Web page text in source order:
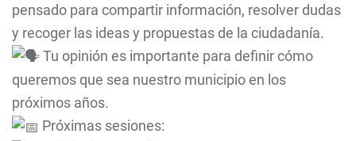
pensado para compartir información, resolver dudas
y recoger las ideas y propuestas de la ciudadanía.
Tu opinión es importante para definir cómo
queremos que sea nuestro municipio en los
próximos años.
Próximas sesiones: